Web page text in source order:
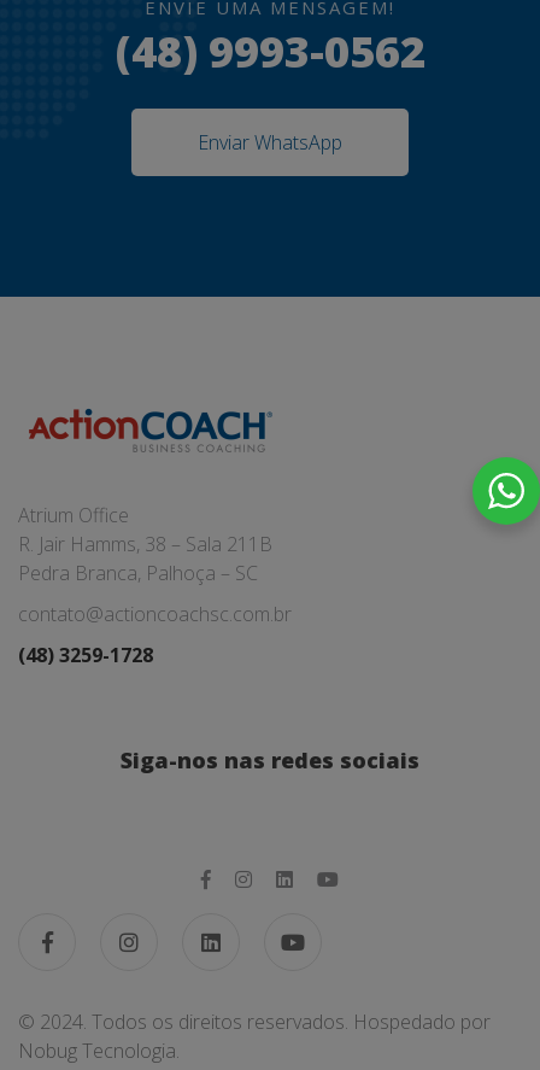
ENVIE UMA MENSAGEM!
(48) 9993-0562
Enviar WhatsApp
Atrium Office
R. Jair Hamms, 38 – Sala 211B
Pedra Branca, Palhoça – SC
contato@actioncoachsc.com.br
(48) 3259-1728
Siga-nos nas redes sociais
© 2024. Todos os direitos reservados. Hospedado por
Nobug Tecnologia.